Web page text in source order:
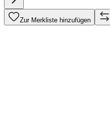
Zur Merkliste hinzufügen